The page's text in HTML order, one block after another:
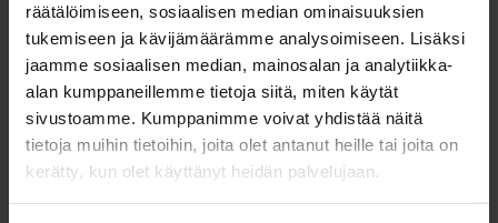
räätälöimiseen, sosiaalisen median ominaisuuksien
tukemiseen ja kävijämäärämme analysoimiseen. Lisäksi
jaamme sosiaalisen median, mainosalan ja analytiikka-
alan kumppaneillemme tietoja siitä, miten käytät
sivustoamme. Kumppanimme voivat yhdistää näitä
tietoja muihin tietoihin, joita olet antanut heille tai joita on
kerätty, kun olet käyttänyt heidän palvelujaan.
sitä on kehi­tetty? Ovatko pro­sessien vaiheet
kai­killa kirk­kaana mie­lessä? Pysy­vätkö asiat
hal­lin­nassa ja aika­tau­lussa? Vai liit­tyykö arkeen
enemmän tai vähemmän kii­rettä, yllä­tyksiä ja
enna­koi­mat­tomia...